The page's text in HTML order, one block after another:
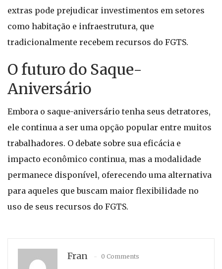
extras pode prejudicar investimentos em setores
como habitação e infraestrutura, que
tradicionalmente recebem recursos do FGTS.
O futuro do Saque-
Aniversário
Embora o saque-aniversário tenha seus detratores,
ele continua a ser uma opção popular entre muitos
trabalhadores. O debate sobre sua eficácia e
impacto econômico continua, mas a modalidade
permanece disponível, oferecendo uma alternativa
para aqueles que buscam maior flexibilidade no
uso de seus recursos do FGTS.
Fran 0 Comments